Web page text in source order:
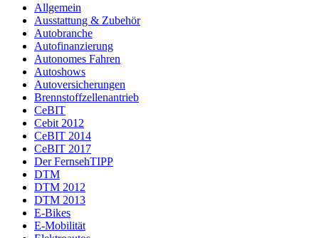
Allgemein
Ausstattung & Zubehör
Autobranche
Autofinanzierung
Autonomes Fahren
Autoshows
Autoversicherungen
Brennstoffzellenantrieb
CeBIT
Cebit 2012
CeBIT 2014
CeBIT 2017
Der FernsehTIPP
DTM
DTM 2012
DTM 2013
E-Bikes
E-Mobilität